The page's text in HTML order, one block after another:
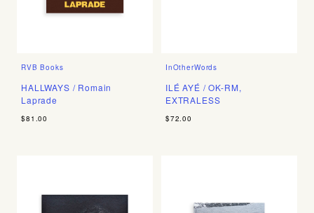
RVB Books
HALLWAYS / Romain
Laprade
$81.00
InOtherWords
ILÉ AYÉ / OK-RM,
EXTRALESS
$72.00